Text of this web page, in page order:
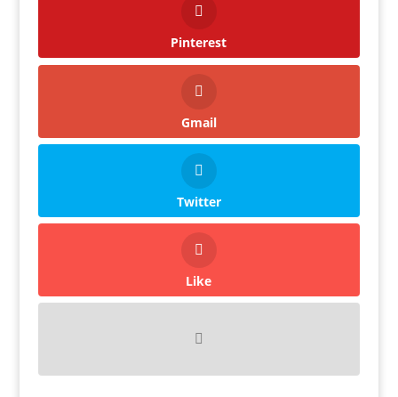
Pinterest
Gmail
Twitter
Like